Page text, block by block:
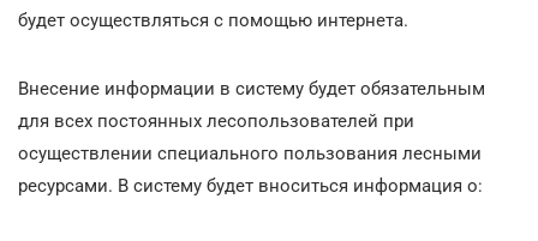
будет осуществляться с помощью интернета.
Внесение информации в систему будет обязательным
для всех постоянных лесопользователей при
осуществлении специального пользования лесными
ресурсами. В систему будет вноситься информация о: